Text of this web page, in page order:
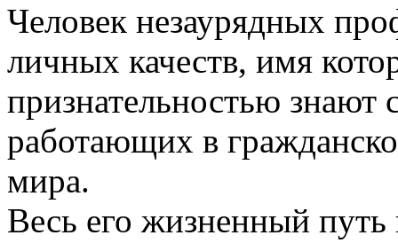
Человек незаурядных
личных качеств, имя
признательностью знают
работающих в
мира.
Весь его жизненный